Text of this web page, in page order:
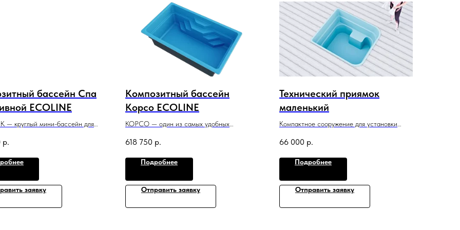
бассейн Спа
ECOLINE
круглый мини-бассейн для
0,9 м
р.
заявку
Композитный бассейн
Корсо ECOLINE
КОРСО — один из самых удобных
банных и спа-комплексов.
5 м x 3 м x 1,5 м
618 750 р.
Подробнее
Отправить заявку
Технический приямок
маленький
Компактное сооружение для установки
разместить коммуникации рядом
с бассейном.
1,29 м x1,2 м x 0,9 м
66 000 р.
Подробнее
Отправить заявку